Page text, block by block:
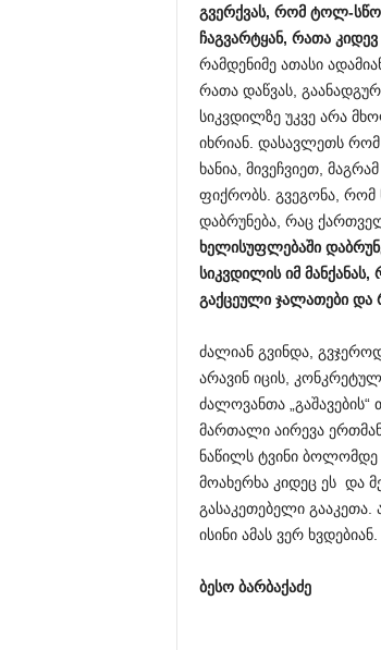
გვერქვას, რომ ტოლ-
ჩაგვარტყან, რათა
რამდენიმე ათასი
რათა დაწვას,
სიკვდილზე უკვე არა
იხრიან. დასავლეთს რომ
ხანია, მივეჩვიეთ,
ფიქრობს. გვეგონა, რომ
დაბრუნება, რაც
ხელისუფლებაში
სიკვდილის იმ
გაქცეული ჯალათები და
ძალიან გვინდა,
არავინ იცის,
ძალოვანთა
მართალი აირევა
ნაწილს ტვინი ბოლომდე
მოახერხა კიდეც ეს და
გასაკეთებელი გააკეთა.
ისინი ამას ვერ ხვდებიან.
ბესო ბარბაქაძე